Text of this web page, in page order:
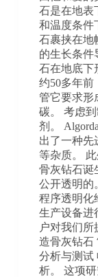
石是在地表
和温度条件
石裹挟在地
的生长条件
石在地底下
约50多年前
管它要求形
碳。 考虑
剂。
出了一种先
等杂质。
骨灰钻石诞
公开透明的
程序透明化
生产设备进
户对我们所
造骨灰钻石
分析与测试
析。 这项